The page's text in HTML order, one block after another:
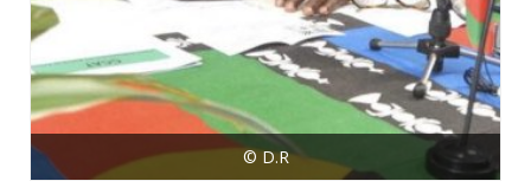
© D.R